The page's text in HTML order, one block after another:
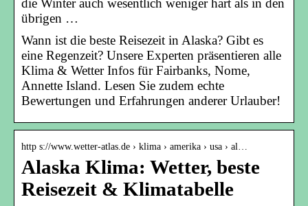
die Winter auch wesentlich weniger hart als in den
übrigen …
Wann ist die beste Reisezeit in Alaska? Gibt es
eine Regenzeit? Unsere Experten präsentieren alle
Klima & Wetter Infos für Fairbanks, Nome,
Annette Island. Lesen Sie zudem echte
Bewertungen und Erfahrungen anderer Urlauber!
http s://www.wetter-atlas.de › klima › amerika › usa › al…
Alaska Klima: Wetter, beste
Reisezeit & Klimatabelle